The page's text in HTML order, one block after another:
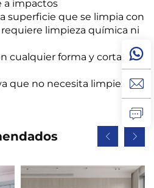
a impactos
superficie que se limpia con
limpieza química ni
cualquier forma y cortado
que no necesita limpieza